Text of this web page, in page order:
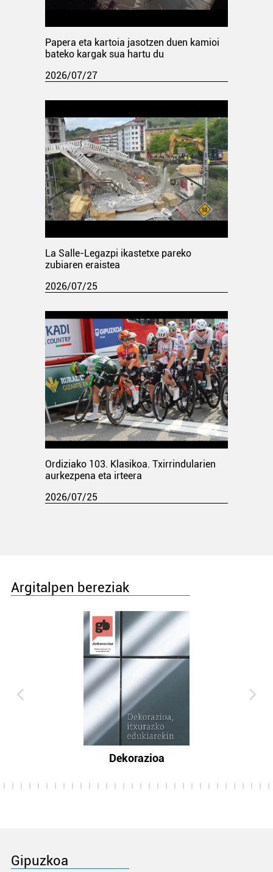
Papera eta kartoia jasotzen duen kamioi
bateko kargak sua hartu du
2026/07/27
La Salle-Legazpi ikastetxe pareko
zubiaren eraistea
2026/07/25
Ordiziako 103. Klasikoa. Txirrindularien
aurkezpena eta irteera
2026/07/25
Argitalpen bereziak
Dekorazioa
Gipuzkoa